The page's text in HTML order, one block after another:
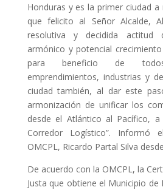
Honduras y es la primer ciudad a
que felicito al Señor Alcalde,
resolutiva y decidida
armónico y potencial
para beneficio de
emprendimientos, industrias y
ciudad también, al dar este
armonización de unificar los
desde el Atlántico al Pacífico,
Corredor Logístico”. Informó
OMCPL, Ricardo Partal Silva
De acuerdo con la OMCPL, la
Justa que obtiene el Municipio